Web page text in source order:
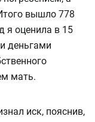
вышло 778
я оценила в 15
деньгами
мать.
иск, пояснив,